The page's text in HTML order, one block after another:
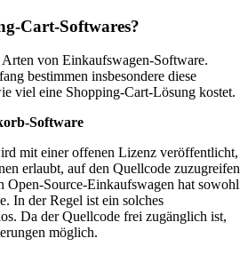
Cart-Softwares?
von Einkaufswagen-Software.
bestimmen insbesondere diese
viel eine Shopping-Cart-Lösung kostet.
Software
mit einer offenen Lizenz veröffentlicht,
erlaubt, auf den Quellcode zuzugreifen
Open-Source-Einkaufswagen hat sowohl
In der Regel ist ein solches
Da der Quellcode frei zugänglich ist,
möglich.